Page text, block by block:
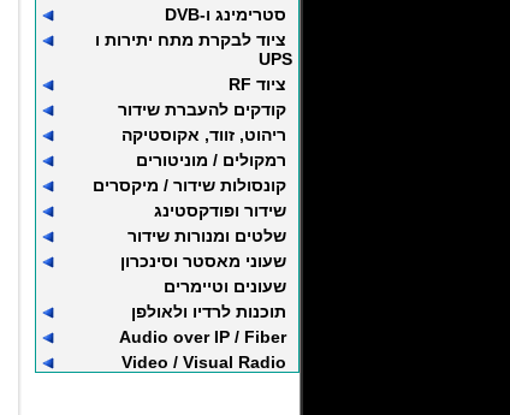
סטרימינג ו-DVB
ציוד לבקרת מתח יתירות ו
UPS
ציוד RF
קודקים להעברת שידור
ריהוט, זווד, אקוסטיקה
רמקולים / מוניטורים
קונסולות שידור / מיקסרים
שידור ופודקסטינג
שלטים ומנורות שידור
שעוני מאסטר וסינכרון
שעונים וטיימרים
תוכנות לרדיו ולאולפן
Audio over IP / Fiber
Video / Visual Radio